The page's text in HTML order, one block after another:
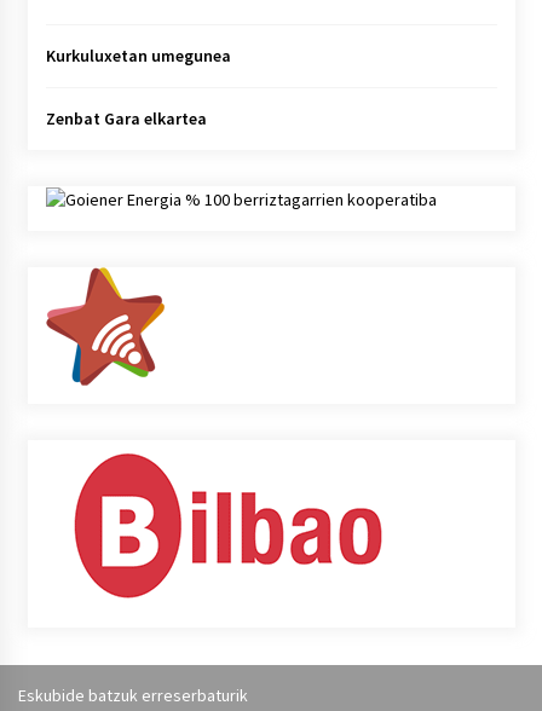
Kurkuluxetan umegunea
Zenbat Gara elkartea
Eskubide batzuk erreserbaturik